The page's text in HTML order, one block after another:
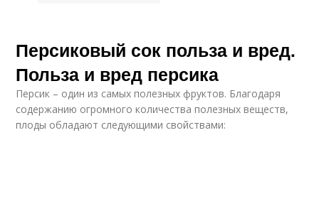
Персиковый сок польза и вред.
Польза и вред персика
Персик – один из самых полезных фруктов. Благодаря
содержанию огромного количества полезных веществ,
плоды обладают следующими свойствами: